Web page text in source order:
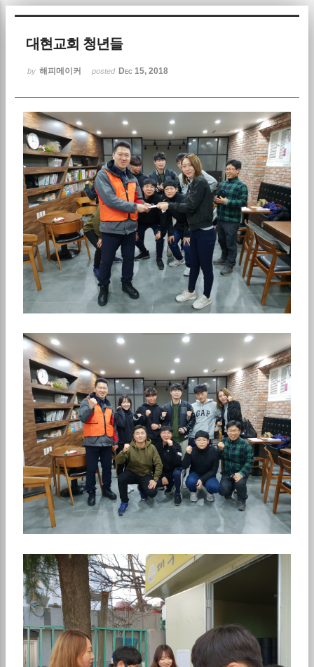
대현교회 청년들
by 해피메이커 posted Dec 15, 2018
Sketchbook5, 스케치북5
Sketchbook5, 스케치북5